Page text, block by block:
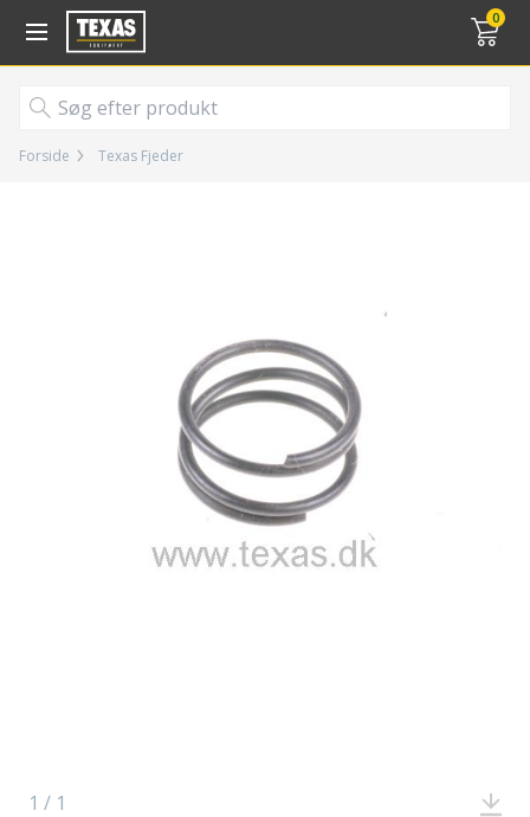
0
Gå til kurv (
Forside Texas Fjeder
1 / 1